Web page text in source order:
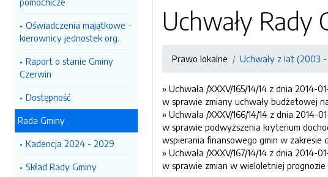
Oświadczenia majątkowe -
kierownicy jednostek org.
Raport o stanie Gminy
Czerwin
Dostępność
Rada Gminy
Kadencja 2024 - 2029
Skład Rady Gminy
Uchwały Rady
Prawo lokalne Uchwały z lat (2003
» Uchwała /XXXV/165/14/14 z dnia 2014-
w sprawie zmiany uchwały budżetowej
» Uchwała /XXXV/166/14/14 z dnia 2014-
w sprawie podwyższenia kryterium
wspierania finansowego gmin w zakresie
» Uchwała /XXXV/167/14/14 z dnia 2014-
w sprawie zmian w wieloletniej